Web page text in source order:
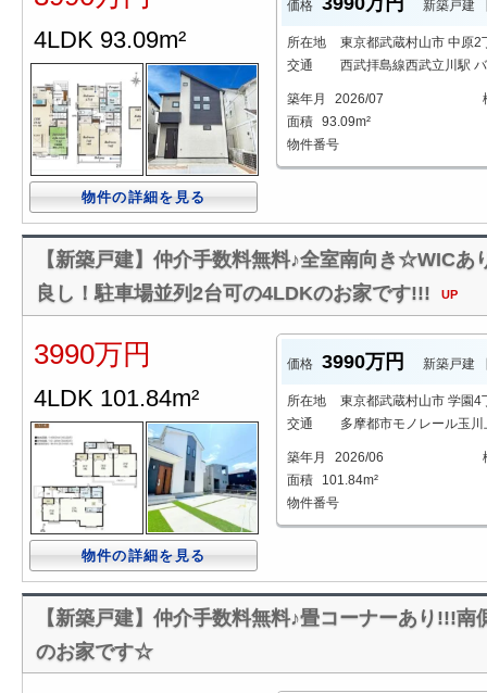
4LDK 93.09m²
物件の詳細を見る
価格 新築戸建
所在地
東京都武蔵村山市 中原2
交通
西武拝島線西武立川駅
築年月 2026/07
面積 93.09m²
物件番号
【新築戸建】仲介手数料無料♪全室南向き☆WIC
良し！駐車場並列2台可の4LDKのお家です!!!
UP
3990万円
4LDK 101.84m²
物件の詳細を見る
価格 3990万円 新築戸建
所在地
東京都武蔵村山市 学園4
交通
多摩都市モノレール玉
築年月 2026/06
面積
101.84m²
物件番号
【新築戸建】仲介手数料無料♪畳コーナーあり!!!
のお家です☆